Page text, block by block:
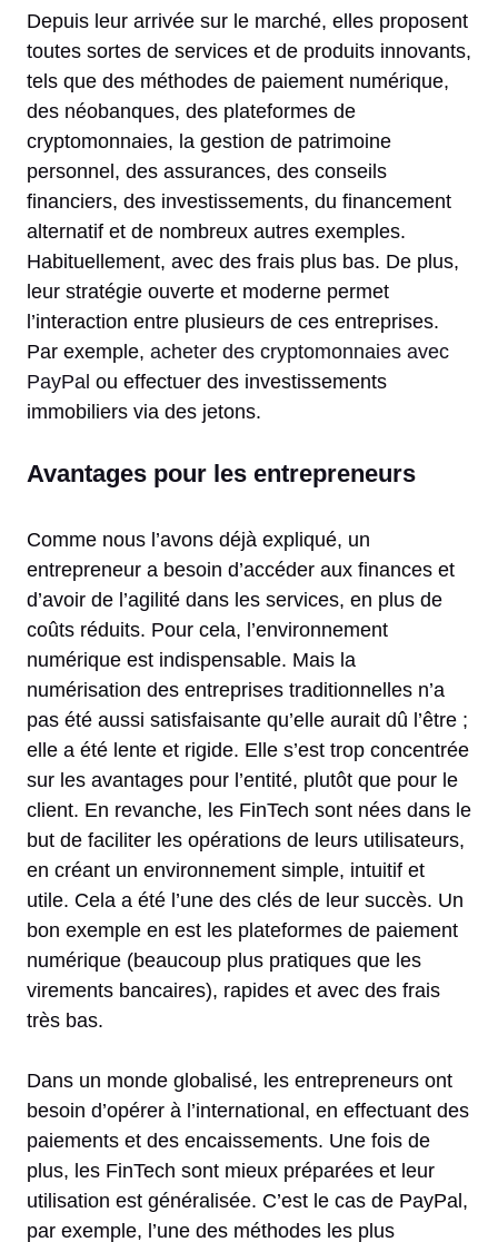
Depuis leur arrivée sur le marché, elles proposent
toutes sortes de services et de produits innovants,
tels que des méthodes de paiement numérique,
des néobanques, des plateformes de
cryptomonnaies, la gestion de patrimoine
personnel, des assurances, des conseils
financiers, des investissements, du financement
alternatif et de nombreux autres exemples.
Habituellement, avec des frais plus bas. De plus,
leur stratégie ouverte et moderne permet
l’interaction entre plusieurs de ces entreprises.
Par exemple, acheter des cryptomonnaies avec
PayPal ou effectuer des investissements
immobiliers via des jetons.
Avantages pour les entrepreneurs
Comme nous l’avons déjà expliqué, un
entrepreneur a besoin d’accéder aux finances et
d’avoir de l’agilité dans les services, en plus de
coûts réduits. Pour cela, l’environnement
numérique est indispensable. Mais la
numérisation des entreprises traditionnelles n’a
pas été aussi satisfaisante qu’elle aurait dû l’être ;
elle a été lente et rigide. Elle s’est trop concentrée
sur les avantages pour l’entité, plutôt que pour le
client. En revanche, les FinTech sont nées dans le
but de faciliter les opérations de leurs utilisateurs,
en créant un environnement simple, intuitif et
utile. Cela a été l’une des clés de leur succès. Un
bon exemple en est les plateformes de paiement
numérique (beaucoup plus pratiques que les
virements bancaires), rapides et avec des frais
très bas.
Dans un monde globalisé, les entrepreneurs ont
besoin d’opérer à l’international, en effectuant des
paiements et des encaissements. Une fois de
plus, les FinTech sont mieux préparées et leur
utilisation est généralisée. C’est le cas de PayPal,
par exemple, l’une des méthodes les plus